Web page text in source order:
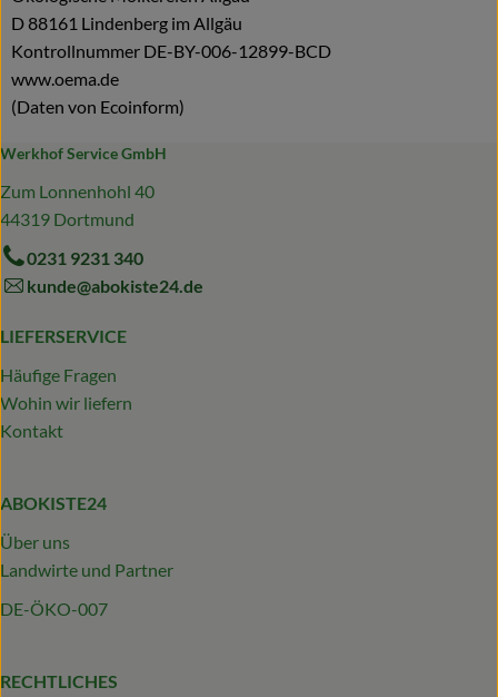
D 88161 Lindenberg im Allgäu
Kontrollnummer DE-BY-006-12899-BCD
www.oema.de
(Daten von Ecoinform)
Werkhof Service GmbH
Zum Lonnenhohl 40
44319 Dortmund
0231 9231 340
kunde@abokiste24.de
LIEFERSERVICE
Häufige Fragen
Wohin wir liefern
Kontakt
ABOKISTE24
Über uns
Landwirte und Partner
DE-ÖKO-007
RECHTLICHES